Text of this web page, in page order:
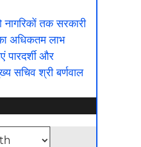
तक सरकारी
अधिकतम लाभ
पारदर्शी और
सचिव श्री बर्णवाल